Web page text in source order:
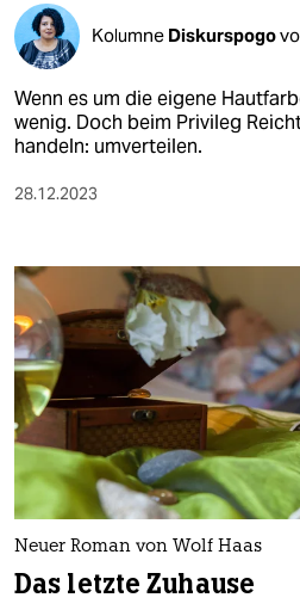
Kolumne Diskurspogo
Wenn es um die eigene
wenig. Doch beim Privileg
handeln: umverteilen.
28.12.2023
Neuer Roman von Wolf Haas
Das letzte Zuhause